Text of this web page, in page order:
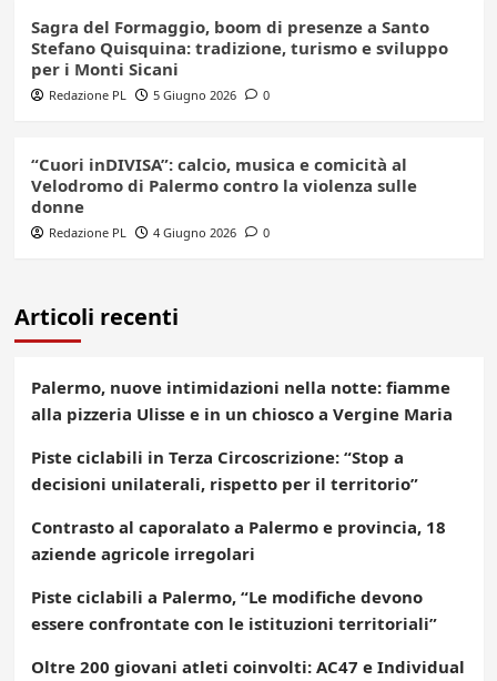
Sagra del Formaggio, boom di presenze a Santo
Stefano Quisquina: tradizione, turismo e sviluppo
per i Monti Sicani
Redazione PL 5 Giugno 2026 0
“Cuori inDIVISA”: calcio, musica e comicità al
Velodromo di Palermo contro la violenza sulle
donne
Redazione PL 4 Giugno 2026 0
Articoli recenti
Palermo, nuove intimidazioni nella notte: fiamme
alla pizzeria Ulisse e in un chiosco a Vergine Maria
Piste ciclabili in Terza Circoscrizione: “Stop a
decisioni unilaterali, rispetto per il territorio”
Contrasto al caporalato a Palermo e provincia, 18
aziende agricole irregolari
Piste ciclabili a Palermo, “Le modifiche devono
essere confrontate con le istituzioni territoriali”
Oltre 200 giovani atleti coinvolti: AC47 e Individual